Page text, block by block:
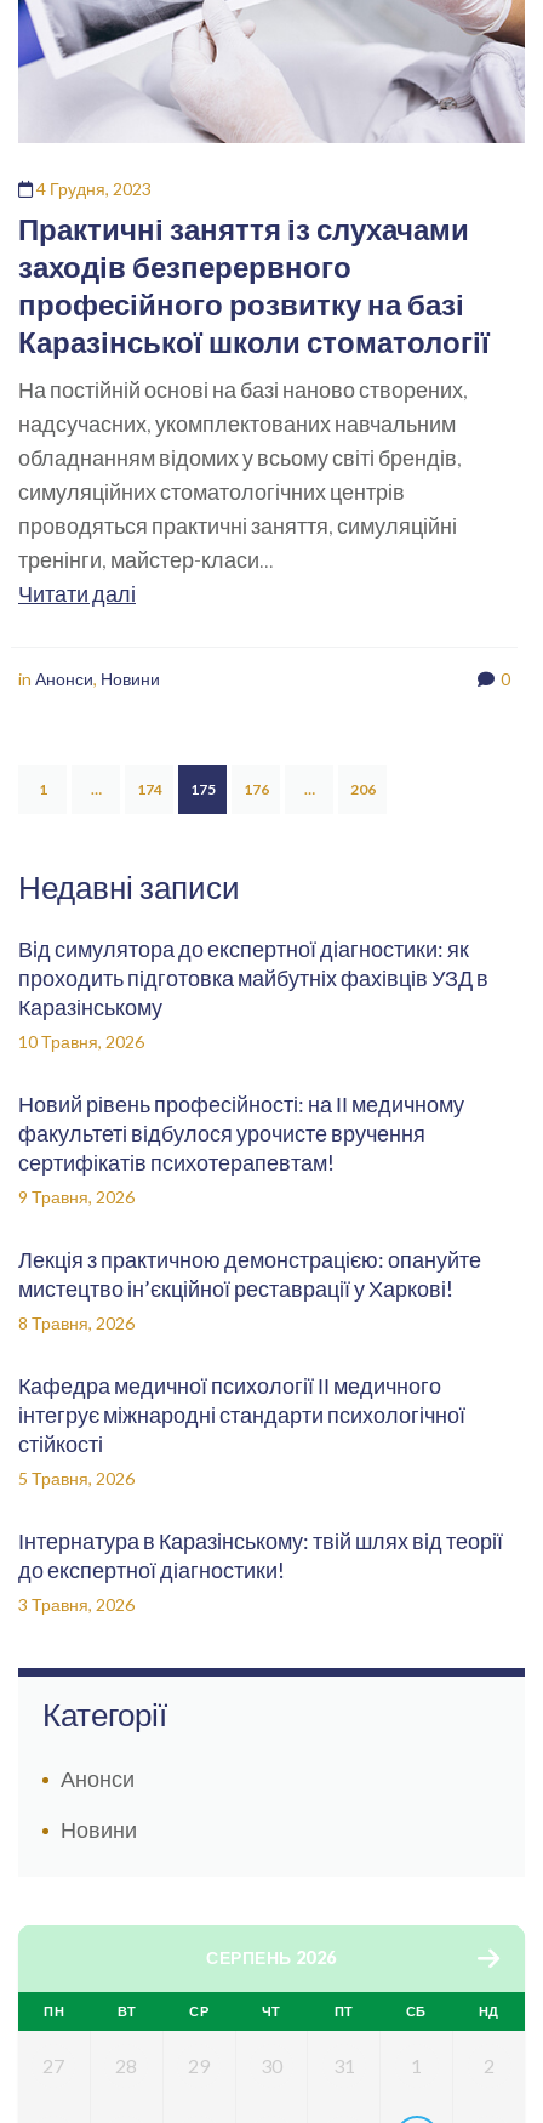
4 Грудня, 2023
Практичні заняття із слухачами
заходів безперервного
професійного розвитку на базі
Каразінської школи стоматології
На постійній основі на базі наново створених,
надсучасних, укомплектованих навчальним
обладнанням відомих у всьому світі брендів,
симуляційних стоматологічних центрів
проводяться практичні заняття, симуляційні
тренінги, майстер-класи...
Читати далі
in Анонси, Новини 0
1 … 174 175 176 … 206
Недавні записи
Від симулятора до експертної діагностики: як
проходить підготовка майбутніх фахівців УЗД в
Каразінському
10 Травня, 2026
Новий рівень професійності: на ІІ медичному
факультеті відбулося урочисте вручення
сертифікатів психотерапевтам!
9 Травня, 2026
Лекція з практичною демонстрацією: опануйте
мистецтво ін’єкційної реставрації у Харкові!
8 Травня, 2026
Кафедра медичної психології ІІ медичного
інтегрує міжнародні стандарти психологічної
стійкості
5 Травня, 2026
Інтернатура в Каразінському: твій шлях від теорії
до експертної діагностики!
3 Травня, 2026
Категорії
Анонси
Новини
СЕРПЕНЬ 2026
ПН ВТ СР ЧТ ПТ СБ НД
27 28 29 30 31 1 2